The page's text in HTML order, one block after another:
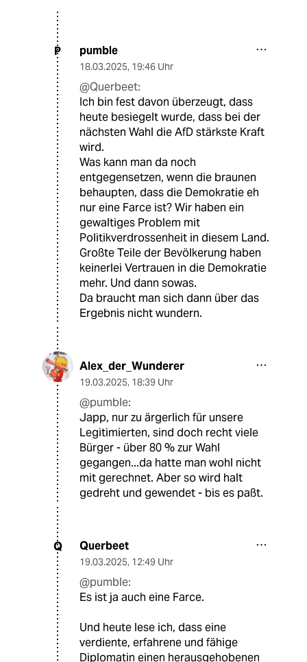
P pumble
18.03.2025, 19:46 Uhr
@Querbeet:
Ich bin fest davon überzeugt, dass
heute besiegelt wurde, dass bei der
nächsten Wahl die AfD stärkste Kraft
wird.
Was kann man da noch
entgegensetzen, wenn die braunen
behaupten, dass die Demokratie eh
nur eine Farce ist? Wir haben ein
gewaltiges Problem mit
Politikverdrossenheit in diesem Land.
Großte Teile der Bevölkerung haben
keinerlei Vertrauen in die Demokratie
mehr. Und dann sowas.
Da braucht man sich dann über das
Ergebnis nicht wundern.
Alex_der_Wunderer
19.03.2025, 18:39 Uhr
@pumble:
Japp, nur zu ärgerlich für unsere
Legitimierten, sind doch recht viele
Bürger - über 80 % zur Wahl
gegangen...da hatte man wohl nicht
mit gerechnet. Aber so wird halt
gedreht und gewendet - bis es paßt.
Q Querbeet
19.03.2025, 12:49 Uhr
@pumble:
Es ist ja auch eine Farce.
Und heute lese ich, dass eine
verdiente, erfahrene und fähige
Diplomatin einen herausgehobenen